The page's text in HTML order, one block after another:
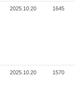
2025.10.20 1645
2025.10.20 1570